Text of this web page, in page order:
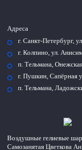
Воздушные гелиевые
Самозанятая Цветкова
Адреса
г. Санкт-Петербург,
г. Колпино, ул.
п. Тельмана,
г. Пушкин, Сапёрная
п. Тельмана,